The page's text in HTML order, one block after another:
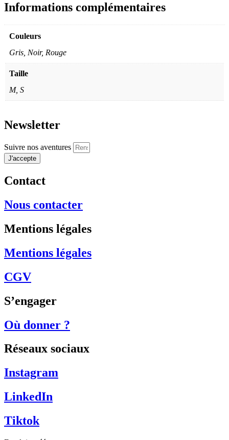
Informations complémentaires
Couleurs
Gris, Noir, Rouge
Taille
M, S
Newsletter
Suivre nos aventures
J'accepte
Contact
Nous contacter
Mentions légales
Mentions légales
CGV
S’engager
Où donner ?
Réseaux sociaux
Instagram
LinkedIn
Tiktok